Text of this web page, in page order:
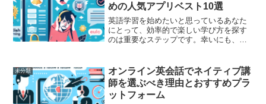
めの人気アプリベスト10選
英語学習を始めたいと思っているあなた
にとって、効率的で楽しい学び方を探す
のは重要なステップです。幸いにも、現
おいても、スマートフォンアプリが非常
に便利で効果的な方法とし...
未分類
オンライン英会話でネイティブ講
師を選ぶべき理由とおすすめプラ
ットフォーム